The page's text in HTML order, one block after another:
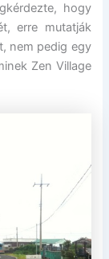
hogy
erre mutatják
nem pedig egy
Zen Village